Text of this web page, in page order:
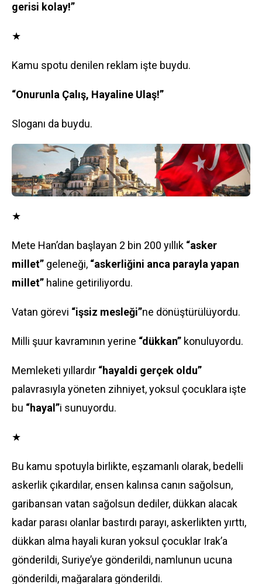
gerisi kolay!”
★
Kamu spotu denilen reklam işte buydu.
“Onurunla Çalış, Hayaline Ulaş!”
Sloganı da buydu.
★
Mete Han’dan başlayan 2 bin 200 yıllık “asker
millet” geleneği, “askerliğini anca parayla yapan
millet” haline getiriliyordu.
Vatan görevi “işsiz mesleği”ne dönüştürülüyordu.
Milli şuur kavramının yerine “dükkan” konuluyordu.
Memleketi yıllardır “hayaldi gerçek oldu”
palavrasıyla yöneten zihniyet, yoksul çocuklara işte
bu “hayal”i sunuyordu.
★
Bu kamu spotuyla birlikte, eşzamanlı olarak, bedelli
askerlik çıkardılar, ensen kalınsa canın sağolsun,
garibansan vatan sağolsun dediler, dükkan alacak
kadar parası olanlar bastırdı parayı, askerlikten yırttı,
dükkan alma hayali kuran yoksul çocuklar Irak’a
gönderildi, Suriye’ye gönderildi, namlunun ucuna
gönderildi, mağaralara gönderildi.